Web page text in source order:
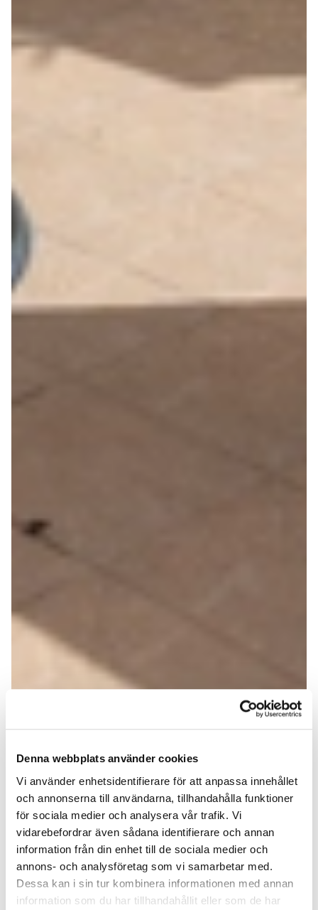
Denna webbplats använder cookies
Vi använder enhetsidentifierare för att anpassa innehållet
och annonserna till användarna, tillhandahålla funktioner
för sociala medier och analysera vår trafik. Vi
vidarebefordrar även sådana identifierare och annan
information från din enhet till de sociala medier och
annons- och analysföretag som vi samarbetar med.
Dessa kan i sin tur kombinera informationen med annan
information som du har tillhandahållit eller som de har